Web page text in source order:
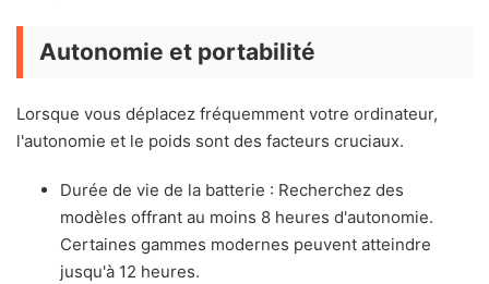
Autonomie et portabilité
Lorsque vous déplacez fréquemment votre ordinateur,
l'autonomie et le poids sont des facteurs cruciaux.
Durée de vie de la batterie : Recherchez des
modèles offrant au moins 8 heures d'autonomie.
Certaines gammes modernes peuvent atteindre
jusqu'à 12 heures.